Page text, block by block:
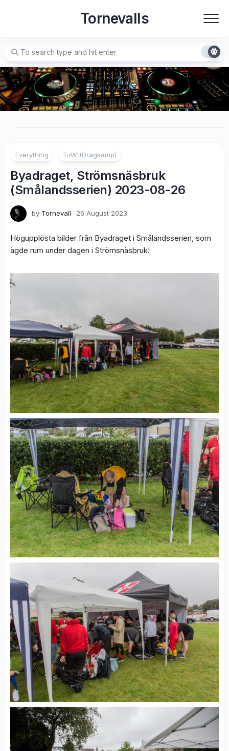
Tornevalls
Everything ToW (Dragkamp)
Byadraget, Strömsnäsbruk
(Smålandsserien) 2023-08-26
by Tornevall 26 August 2023
Högupplösta bilder från Byadraget i Smålandsserien, som
ägde rum under dagen i Strömsnäsbruk!